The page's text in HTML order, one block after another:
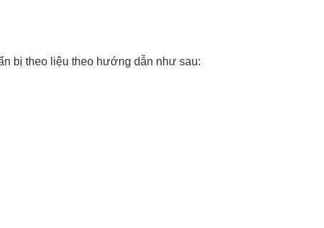
bị theo liệu theo hướng dẫn như sau: